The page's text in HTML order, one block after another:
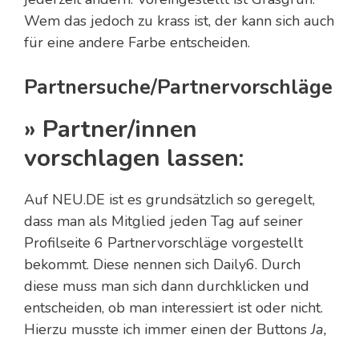
Wem das jedoch zu krass ist, der kann sich auch
für eine andere Farbe entscheiden.
Partnersuche/Partnervorschläge
» Partner/innen
vorschlagen lassen:
Auf NEU.DE ist es grundsätzlich so geregelt,
dass man als Mitglied jeden Tag auf seiner
Profilseite 6 Partnervorschläge vorgestellt
bekommt. Diese nennen sich Daily6. Durch
diese muss man sich dann durchklicken und
entscheiden, ob man interessiert ist oder nicht.
Hierzu musste ich immer einen der ButtonsJa,